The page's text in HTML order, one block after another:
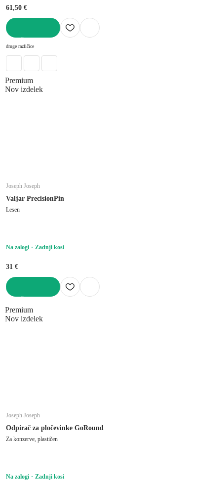
61,50 €
druge različice
Premium
Nov izdelek
Joseph Joseph
Valjar PrecisionPin
Lesen
Na zalogi Zadnji kosi
31 €
Premium
Nov izdelek
Joseph Joseph
Odpirač za pločevinke GoRound
Za konzerve, plastičen
Na zalogi Zadnji kosi